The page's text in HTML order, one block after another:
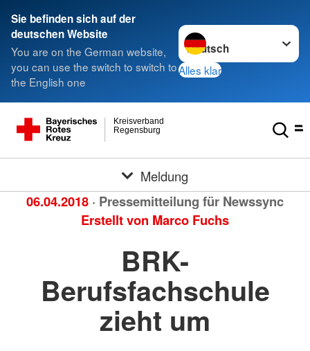
Sie befinden sich auf der
deutschen Website
You are on the German website,
you can use the switch to switch to
the English one
Sprache wechseln zu
Alles klar
Regensburg
Kreisverband
Meldung
06.04.2018 · Pressemitteilung für Newssync
Erstellt von Marco Fuchs
BRK-
Berufsfachschule
zieht um